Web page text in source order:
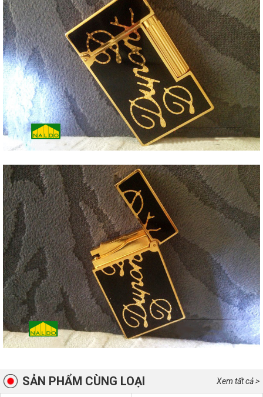
Xem tất cả >
SẢN PHẨM CÙNG LOẠI